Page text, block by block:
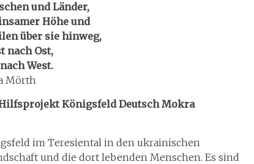
und Länder,
Höhe und
über sie hinweg,
nach Ost,
West.
Mörth
Königsfeld Deutsch Mokra
im Teresiental in den ukrainischen
und die dort lebenden Menschen. Es sind